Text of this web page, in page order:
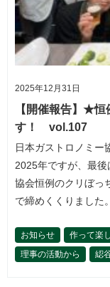
2025年12月31日
【開催報告】★
す！ vol.107
日本ガストロノミー
2025年ですが、最
協会恒例のクリぼっ
で締めくくりました
お知らせ 作って楽
理事の活動から
綛